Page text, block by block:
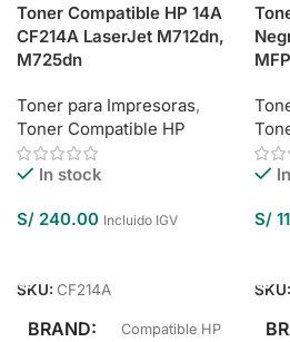
Toner Compatible HP 14A
CF214A LaserJet M712dn,
M725dn
Toner para Impresoras,
Toner Compatible HP
In stock
S/ 240.00 Incluido IGV
SKU: CF214A
BRAND Compatible HP
S/
SKU: